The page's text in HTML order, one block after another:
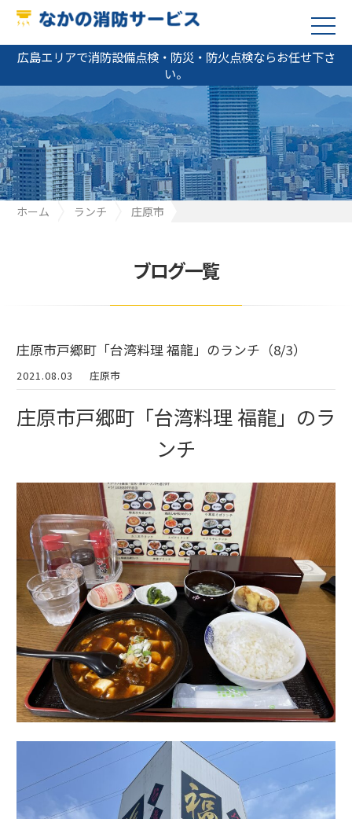
広島エリアで消防設備点検・防災・防火点検ならお任せ下さ
い。
ホーム ランチ
庄原市
ブログ一覧
庄原市戸郷町「台湾料理 福龍」のランチ（8/3）
2021.08.03 庄原市
庄原市戸郷町「台湾料理 福龍」のラ
ンチ